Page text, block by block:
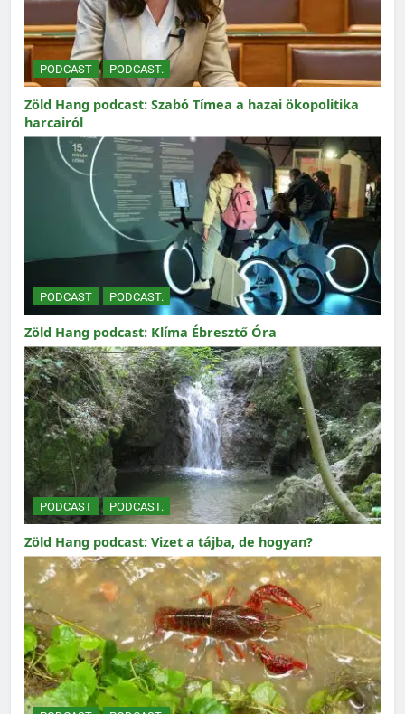
PODCAST PODCAST.
Zöld Hang podcast: Szabó Tímea a hazai ökopolitika
harcairól
PODCAST PODCAST.
Zöld Hang podcast: Klíma Ébresztő Óra
PODCAST PODCAST.
Zöld Hang podcast: Vizet a tájba, de hogyan?